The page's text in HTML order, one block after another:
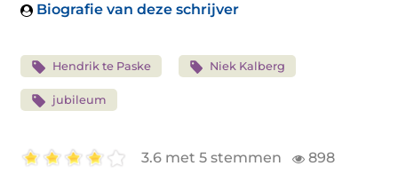
Biografie van deze schrijver
Hendrik te Paske Niek Kalberg
jubileum
3.6 met 5 stemmen 898